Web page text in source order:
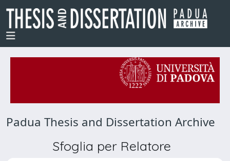
Padua Thesis and Dissertation Archive
Sfoglia per Relatore